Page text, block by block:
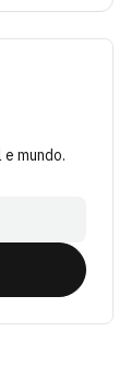
mundo.